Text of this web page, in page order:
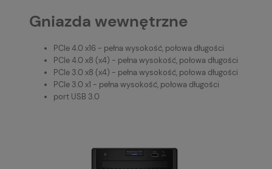
Gniazda wewnętrzne
PCIe 4.0 x16 - pełna wysokość, połowa długości
PCIe 4.0 x8 (x4) - pełna wysokość, połowa długości
PCIe 3.0 x8 (x4) - pełna wysokość, połowa długości
PCIe 3.0 x1 - pełna wysokość, połowa długości
port USB 3.0